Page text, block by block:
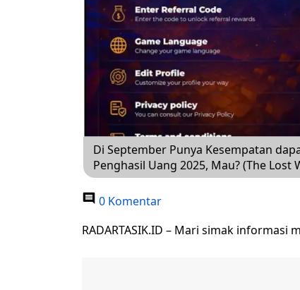
Di September Punya Kesempatan
Penghasil Uang 2025, Mau? (The Lost
0 Komentar
RADARTASIK.ID – Mari simak informasi